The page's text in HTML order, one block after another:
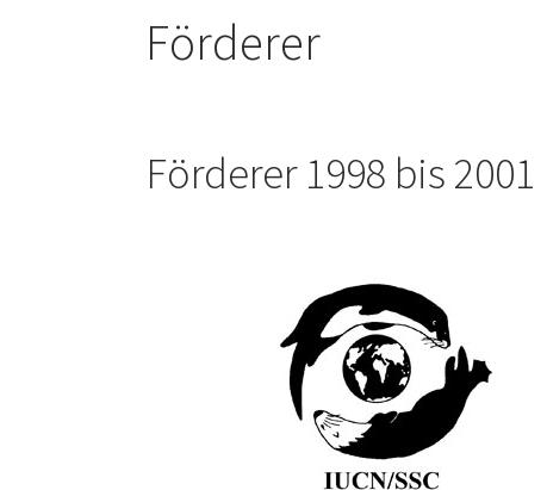
Förderer
Förderer 1998 bis 2001